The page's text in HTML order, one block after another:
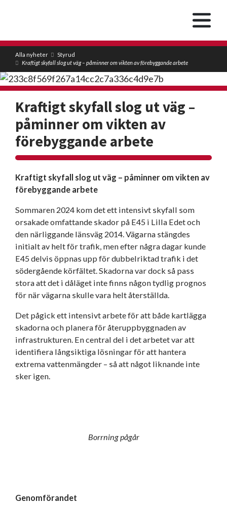
Alla nyheter
Styrud
Kraftigt skyfall slog ut väg – påminner om vikten av förebyggande arbete
Kraftigt skyfall slog ut väg –
påminner om vikten av
förebyggande arbete
Kraftigt skyfall slog ut väg – påminner om vikten av
förebyggande arbete
Sommaren 2024 kom det ett intensivt skyfall som
orsakade omfattande skador på E45 i Lilla Edet och
den närliggande länsväg 2014. Vägarna stängdes
initialt av helt för trafik, men efter några dagar kunde
E45 delvis öppnas upp för dubbelriktad trafik i det
södergående körfältet. Skadorna var dock så pass
stora att det i dåläget inte finns någon tydlig prognos
för när vägarna skulle vara helt återställda.
Det pågick ett intensivt arbete för att både kartlägga
skadorna och planera för återuppbyggnaden av
infrastrukturen. En central del i det arbetet var att
identifiera långsiktiga lösningar för att hantera
extrema vattenmängder – så att något liknande inte
sker igen.
Borrning pågår
Genomförandet